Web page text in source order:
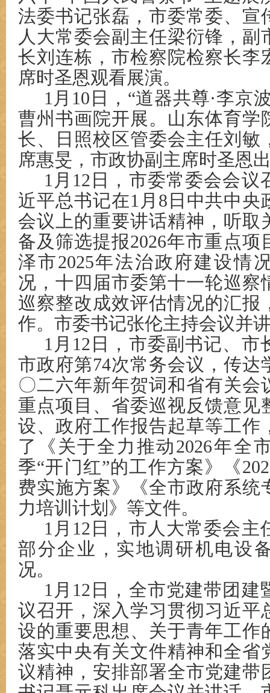
法委书记张磊，市委常委、宣
人大常委会副主任梁衍锋，副
长刘连栋，市检察院检察长李
席时圣恩观看展演。
1月10日，“道器共尊·李京
曹州书画院开展。山东体育学
长、日照校区管委会主任刘敏
席惠旻，市政协副主席时圣恩
1月12日，市委常委会会议
近平总书记在1月8日中共中央
会议上的重要讲话精神，听取
备及筛选提报2026年市重点项
泽市2025年法治政府建设情
况，十四届市委第十一轮巡察
巡察整改成效评估情况的汇报
作。市委书记张伦主持会议并
1月12日，市委副书记、市
市政府第74次常务会议，传达
〇二六年新年贺词和省有关会
重点项目、省委巡视反馈意见
设、政府工作报告起草等工作
了《关于全力推动2026年全
季“开门红”的工作方案》《
费实施方案》《全市政府系统
力培训计划》等文件。
1月12日，市人大常委会主
部分企业，实地调研机电设
况。
1月12日，全市党建带团建
议召开，深入学习贯彻习近平
设的重要思想、关于青年工作
落实中央有关文件精神和全省
议精神，安排部署全市党建带